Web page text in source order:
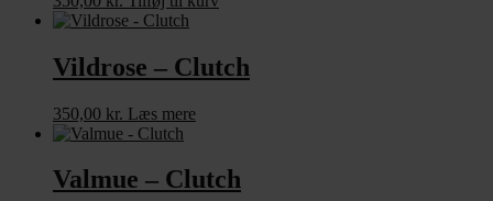
Vildrose – Clutch
350,00 kr. Læs mere
Valmue – Clutch